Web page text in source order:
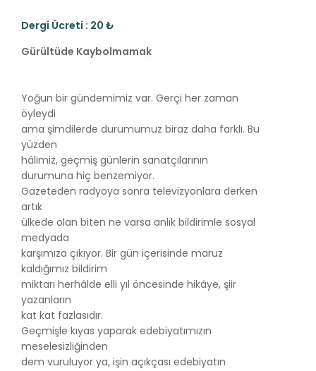
Dergi Ücreti : 20 ₺
Gürültüde Kaybolmamak
Yoğun bir gündemimiz var. Gerçi her zaman
öyleydi
ama şimdilerde durumumuz biraz daha farklı. Bu
yüzden
hâlimiz, geçmiş günlerin sanatçılarının
durumuna hiç benzemiyor.
Gazeteden radyoya sonra televizyonlara derken
artık
ülkede olan biten ne varsa anlık bildirimle sosyal
medyada
karşımıza çıkıyor. Bir gün içerisinde maruz
kaldığımız bildirim
miktarı herhâlde elli yıl öncesinde hikâye, şiir
yazanların
kat kat fazlasıdır.
Geçmişle kıyas yaparak edebiyatımızın
meselesizliğinden
dem vuruluyor ya, işin açıkçası edebiyatın